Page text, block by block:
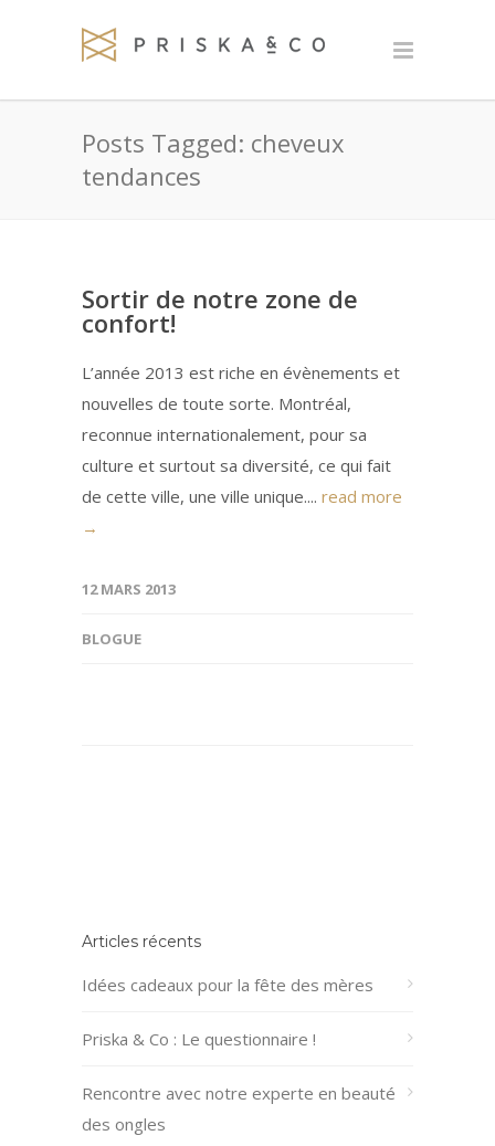
Posts Tagged: cheveux
tendances
Sortir de notre zone de
confort!
L’année 2013 est riche en évènements et
nouvelles de toute sorte. Montréal,
reconnue internationalement, pour sa
culture et surtout sa diversité, ce qui fait
de cette ville, une ville unique.... read more
→
12 MARS 2013
BLOGUE
Articles récents
Idées cadeaux pour la fête des mères
Priska & Co : Le questionnaire !
Rencontre avec notre experte en beauté
des ongles